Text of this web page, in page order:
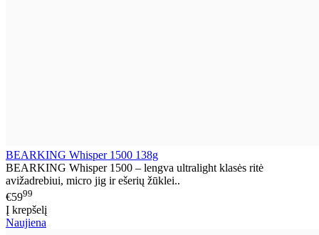
BEARKING Whisper 1500 138g
BEARKING Whisper 1500 – lengva ultralight klasės ritė
avižadrebiui, micro jig ir ešerių žūklei..
€5999
Į krepšelį
Naujiena